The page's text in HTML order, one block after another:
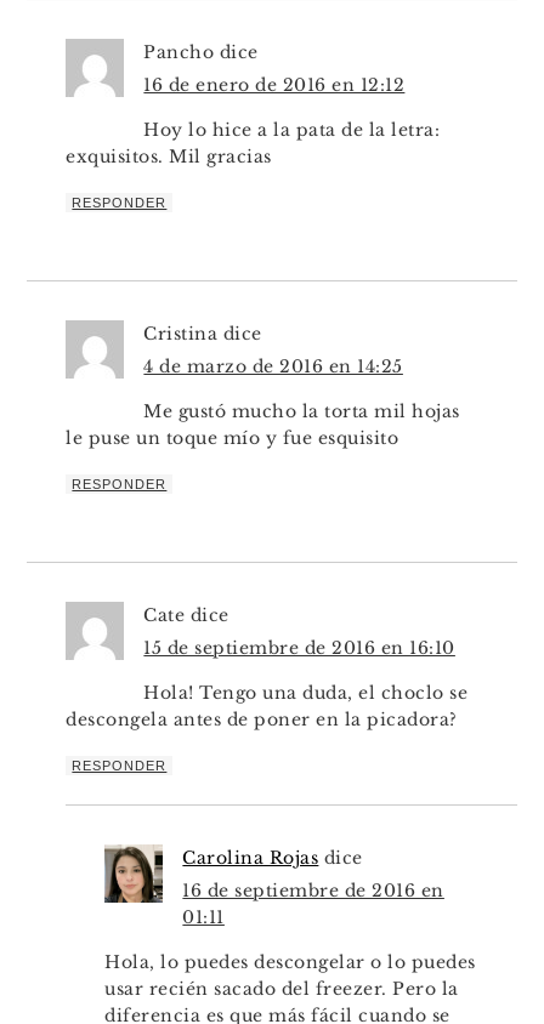
Pancho dice
16 de enero de 2016 en 12:12
Hoy lo hice a la pata de la letra:
exquisitos. Mil gracias
RESPONDER
Cristina dice
4 de marzo de 2016 en 14:25
Me gustó mucho la torta mil hojas
le puse un toque mío y fue esquisito
RESPONDER
Cate dice
15 de septiembre de 2016 en 16:10
Hola! Tengo una duda, el choclo se
descongela antes de poner en la picadora?
RESPONDER
Carolina Rojas dice
16 de septiembre de 2016 en
01:11
Hola, lo puedes descongelar o lo puedes
usar recién sacado del freezer. Pero la
diferencia es que más fácil cuando se